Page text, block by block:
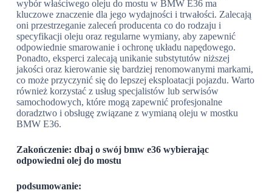
wybór właściwego oleju do mostu w BMW E36 ma
kluczowe znaczenie dla jego wydajności i trwałości. Zalecają
oni przestrzeganie zaleceń producenta co do rodzaju i
specyfikacji oleju oraz regularne wymiany, aby zapewnić
odpowiednie smarowanie i ochronę układu napędowego.
Ponadto, eksperci zalecają unikanie substytutów niższej
jakości oraz kierowanie się bardziej renomowanymi markami,
co może przyczynić się do lepszej eksploatacji pojazdu. Warto
również korzystać z usług specjalistów lub serwisów
samochodowych, które mogą zapewnić profesjonalne
doradztwo i obsługę związane z wymianą oleju w mostku
BMW E36.
Zakończenie: dbaj o swój bmw e36 wybierając
odpowiedni olej do mostu
podsumowanie: